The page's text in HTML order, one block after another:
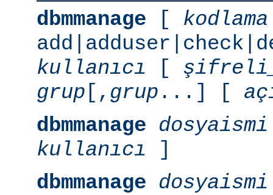
dbmmanage [ kodlama
kullanıcı [
grup [, grup ...] [
dbmmanage dosyaismi
kullanıcı ]
dbmmanage dosyaismi